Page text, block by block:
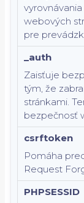
webových
pre
_auth
Zaisťuje
tým, že
stránkami.
bezpečnosť
csrftoken
Pomáha
Request
PHPSESSID